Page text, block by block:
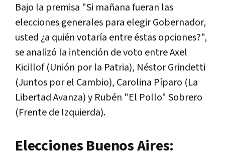
Bajo la premisa "Si mañana fueran las
elecciones generales para elegir Gobernador,
usted ¿a quién votaría entre éstas opciones?",
se analizó la intención de voto entre Axel
Kicillof (Unión por la Patria), Néstor Grindetti
(Juntos por el Cambio), Carolina Píparo (La
Libertad Avanza) y Rubén "El Pollo" Sobrero
(Frente de Izquierda).
Elecciones Buenos Aires: